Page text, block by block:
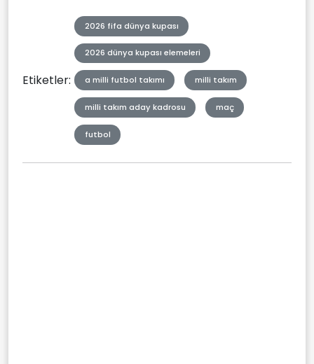
Etiketler:
2026 fifa dünya kupası
2026 dünya kupası elemeleri
a milli futbol takımı milli takım
milli takım aday kadrosu maç
futbol